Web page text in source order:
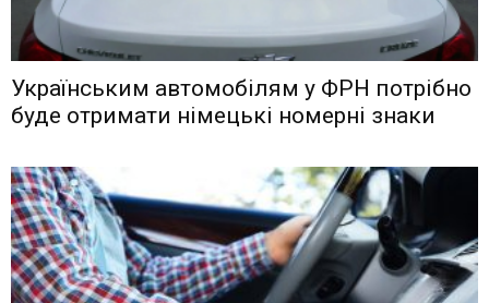
Українським автомобілям у ФРН потрібно
буде отримати німецькі номерні знаки